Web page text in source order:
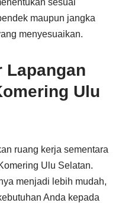
sesuai
maupun jangka
menyesuaikan.
Lapangan
Ulu
ruang kerja sementara
Ulu Selatan.
menjadi lebih mudah,
Anda kepada